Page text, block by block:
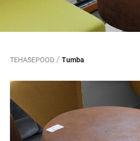
TEHASEPOOD / Tumba